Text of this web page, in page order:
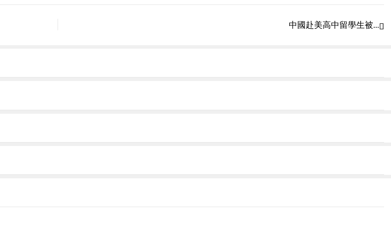

中國赴美高中留學生被...